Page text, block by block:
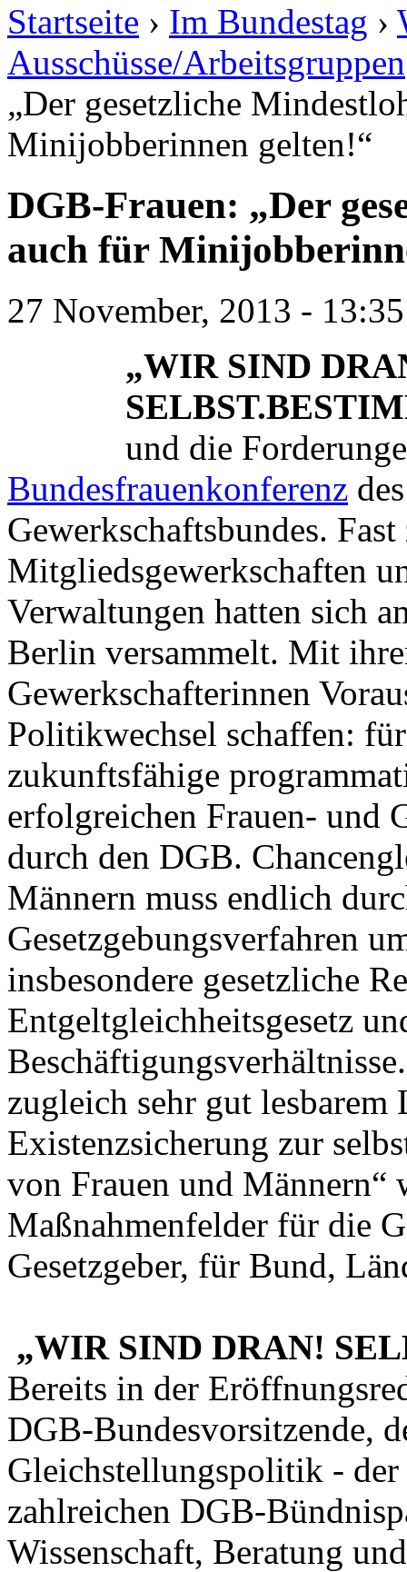
Startseite › Im Bundestag ›
Ausschüsse/Arbeitsgruppen
„Der gesetzliche
Minijobberinnen gelten!“
DGB-Frauen: „Der
auch für
27 November, 2013 - 13:35
„WIR SIND
und die
Bundesfrauenkonferenz
Gewerkschaftsbundes.
Mitgliedsgewerkschaften
Verwaltungen hatten sich
Berlin versammelt. Mit
Gewerkschafterinnen
Politikwechsel schaffen:
zukunftsfähige
erfolgreichen Frauen- und
durch den DGB.
Männern muss endlich
Gesetzgebungsverfahren
insbesondere gesetzliche
Entgeltgleichheitsgesetz
zugleich sehr gut
Existenzsicherung zur
von Frauen und Männern“
Maßnahmenfelder für die
Gesetzgeber, für Bund,
„WIR SIND DRAN!
Bereits in der
DGB-Bundesvorsitzende,
Gleichstellungspolitik - der
zahlreichen DGB-
Wissenschaft, Beratung